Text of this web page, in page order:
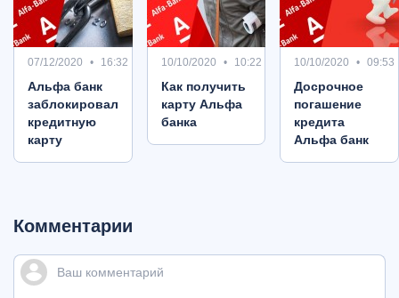
07/12/2020 16:32
Альфа банк
заблокировал
кредитную
карту
10/10/2020 10:22
Как получить
карту Альфа
банка
10/10/2020 09:53
Досрочное
погашение
кредита
Альфа банк
Комментарии